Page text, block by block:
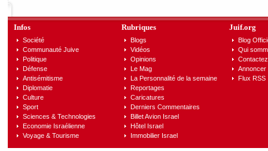
Infos
Société
Communauté Juive
Politique
Défense
Antisémitisme
Diplomatie
Culture
Sport
Sciences & Technologies
Economie Israélienne
Voyage & Tourisme
Rubriques
Blogs
Vidéos
Opinions
Le Mag
La Personnalité de la semaine
Reportages
Caricatures
Derniers Commentaires
Billet Avion Israel
Hôtel Israel
Immobilier Israel
Juif.org
Blog
Qui
Annoncer
Flux RSS